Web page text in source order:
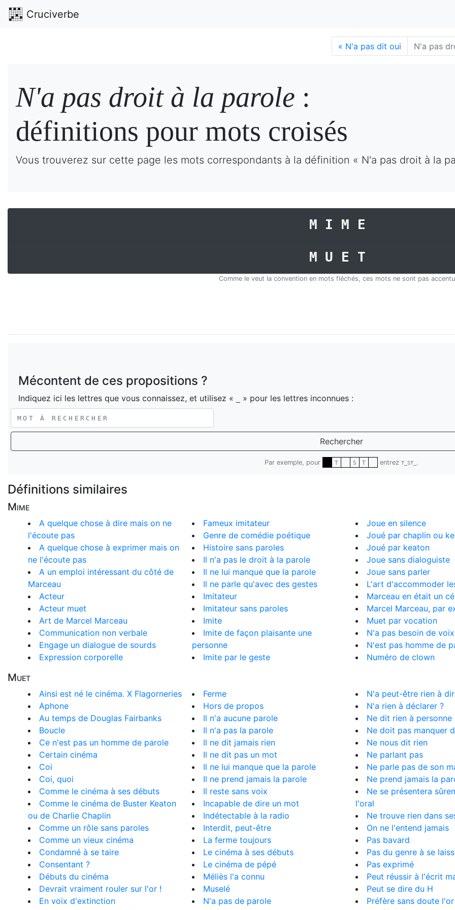
Cruciverbe
« N'a pas dit oui N'a pas
N'a pas droit à la parole :
définitions pour mots croisés
Vous trouverez sur cette page les mots correspondants à la définition « N'a pas droit à la
MIME
MUET
Comme le veut la convention en mots fléchés, ces mots ne sont pas
Mécontent de ces propositions ?
Indiquez ici les lettres que vous connaissez, et utilisez « » pour les lettres inconnues :
Rechercher
Par exemple, pour T S T entrez T_ST_ .
Définitions similaires
Mime
A quelque chose à dire mais on ne
l'écoute pas
A quelque chose à exprimer mais on
ne l'écoute pas
A un emploi intéressant du côté de
Marceau
Acteur
Acteur muet
Art de Marcel Marceau
Communication non verbale
Engage un dialogue de sourds
Expression corporelle
Fameux imitateur
Genre de comédie poétique
Histoire sans paroles
Il n'a pas le droit à la parole
Il ne lui manque que la parole
Il ne parle qu'avec des gestes
Imitateur
Imitateur sans paroles
Imite
Imite de façon plaisante une
personne
Imite par le geste
Joue en silence
Joué par chaplin ou
Joué par keaton
Joue sans dialoguiste
Joue sans parler
L'art d'accommoder
Marceau en était un
Marcel Marceau, par
Muet par vocation
N'a pas besoin de
N'est pas homme de
Numéro de clown
Muet
Ainsi est né le cinéma. X Flagorneries
Aphone
Au temps de Douglas Fairbanks
Boucle
Ce n'est pas un homme de parole
Certain cinéma
Coi
Coi, quoi
Comme le cinéma à ses débuts
Comme le cinéma de Buster Keaton
ou de Charlie Chaplin
Comme un rôle sans paroles
Comme un vieux cinéma
Condamné à se taire
Consentant ?
Débuts du cinéma
Devrait vraiment rouler sur l'or !
En voix d'extinction
Ferme
Hors de propos
Il n'a aucune parole
Il n'a pas la parole
Il ne dit jamais rien
Il ne dit pas un mot
Il ne lui manque que la parole
Il ne prend jamais la parole
Il reste sans voix
Incapable de dire un mot
Indétectable à la radio
Interdit, peut-être
La ferme toujours
Le cinéma à ses débuts
Le cinéma de pépé
Méliès l'a connu
Muselé
N'a pas de parole
N'a peut-être rien à
N'a rien à déclarer ?
Ne dit rien à personne
Ne doit pas manquer
Ne nous dit rien
Ne parlant pas
Ne parle pas de son
Ne prend jamais la
Ne se présentera
l'oral
Ne trouve rien dans
On ne l'entend jamais
Pas bavard
Pas du genre à se
Pas exprimé
Peut réussir à l'écrit
Peut se dire du H
Préfère sans doute